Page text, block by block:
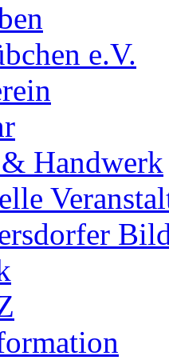
e.V.
Handwerk